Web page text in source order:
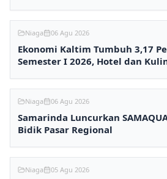
Niaga 06 Agu 2026
Ekonomi Kaltim Tumbuh 3,17
Semester I 2026, Hotel dan
Niaga 06 Agu 2026
Samarinda Luncurkan
Bidik Pasar Regional
Niaga 05 Agu 2026